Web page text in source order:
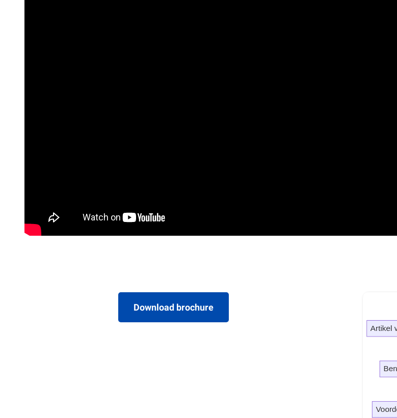
Download brochure